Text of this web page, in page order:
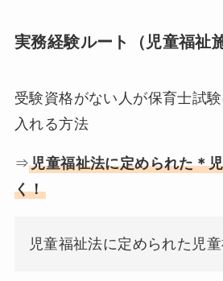
実務経験ルート（児童福祉
受験資格がない人が保育士試
入れる方法
⇒児童福祉法に定められた＊
く！
児童福祉法に定められた児